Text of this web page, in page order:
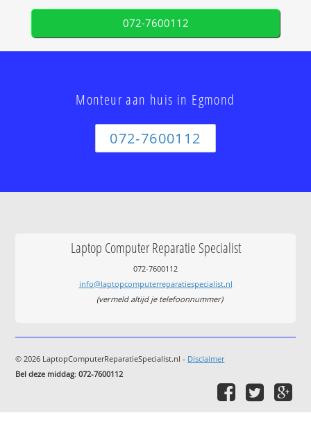
072-7600112
Monteur aan huis in Egmond
072-7600112
Laptop Computer Reparatie Specialist
072-7600112
info@laptopcomputerreparatiespecialist.nl
(vermeld altijd je telefoonnummer)
© 2026 LaptopComputerReparatieSpecialist.nl - Disclaimer
Bel deze middag:072-7600112